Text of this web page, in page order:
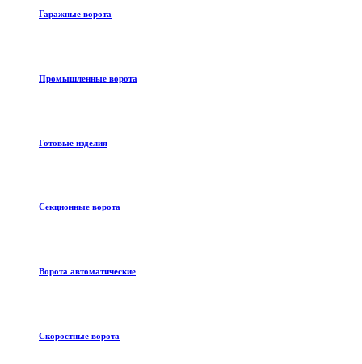
Гаражные ворота
Промышленные ворота
Готовые изделия
Секционные ворота
Ворота автоматические
Скоростные ворота